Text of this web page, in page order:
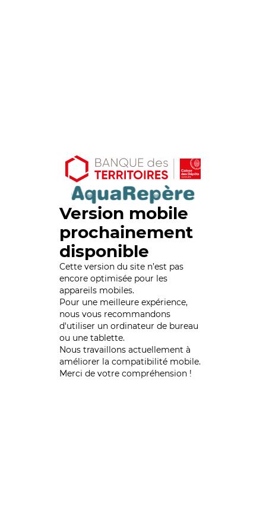
Version mobile
prochainement
disponible
Cette version du site n’est pas
encore optimisée pour les
appareils mobiles.
Pour une meilleure expérience,
nous vous recommandons
d'utiliser un ordinateur de bureau
ou une tablette.
Nous travaillons actuellement à
améliorer la compatibilité mobile.
Merci de votre compréhension !